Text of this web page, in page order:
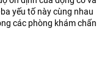
yếu tố này cùng nhau
các phòng khám chấn